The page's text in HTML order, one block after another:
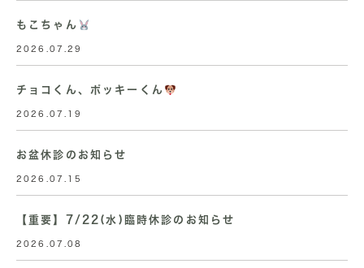
もこちゃん
2026.07.29
チョコくん、ポッキーくん
2026.07.19
お盆休診のお知らせ
2026.07.15
【重要】7/22(水)臨時休診のお知らせ
2026.07.08